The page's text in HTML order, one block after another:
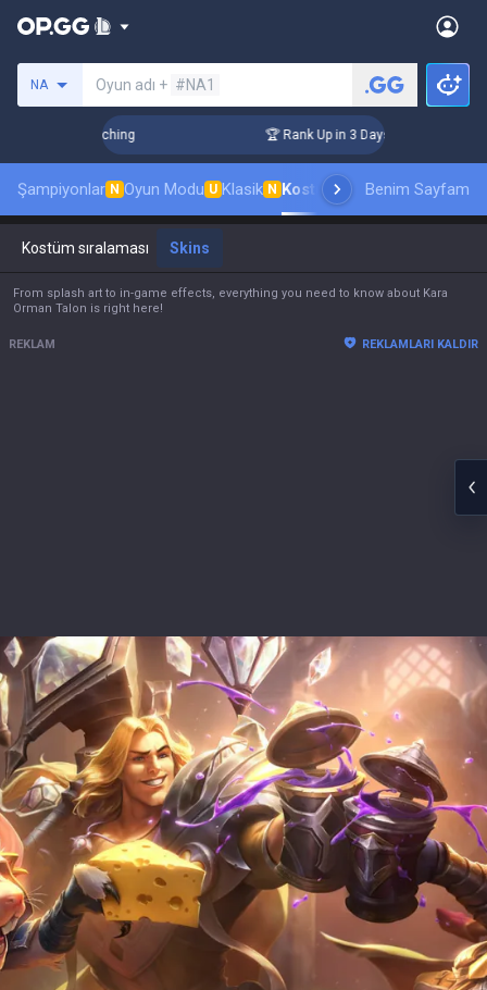
NA Oyun adı + #NA1
Coaching 🏆 Rank Up in 3 Days! Challenger
Şampiyonlar N Oyun Modu U Klasik N Kostüm sıralaması
Benim Sayfam
Kostüm sıralaması Skins
From splash art to in-game effects, everything you need to know about Kara
Orman Talon is right here!
REKLAM REKLAMLARI KALDIR